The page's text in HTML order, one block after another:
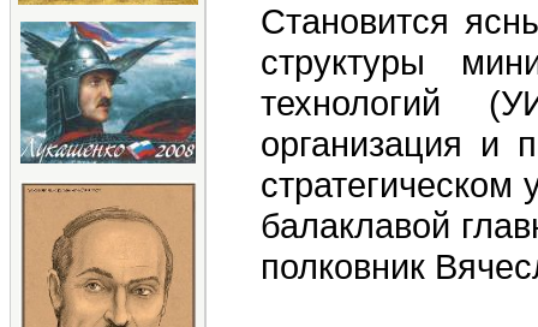
Становится
структуры
технологий
организация и
балаклавой
полковник